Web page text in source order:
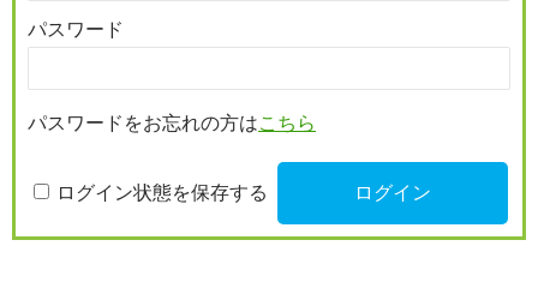
パスワード
パスワードをお忘れの方はこちら
ログイン状態を保存する